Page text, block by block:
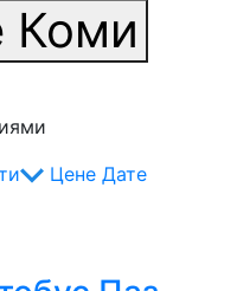
Коми
Цене Дате